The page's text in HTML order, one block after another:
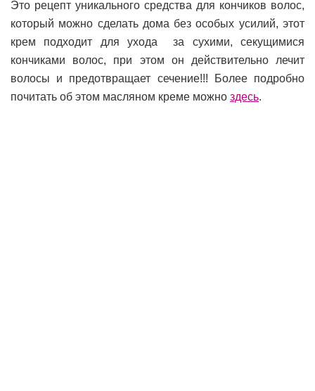
Это рецепт уникального средства для кончиков волос,
который можно сделать дома без особых усилий, этот
крем подходит для ухода за сухими, секущимися
кончиками волос, при этом он действительно лечит
волосы и предотвращает сечение!!! Более подробно
почитать об этом масляном креме можно здесь.